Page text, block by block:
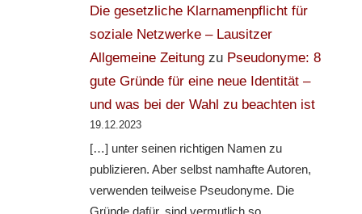
Die gesetzliche Klarnamenpflicht für
soziale Netzwerke – Lausitzer
Allgemeine Zeitungzu Pseudonyme: 8
gute Gründe für eine neue Identität –
und was bei der Wahl zu beachten ist
19.12.2023
[…] unter seinen richtigen Namen zu
publizieren. Aber selbst namhafte Autoren,
verwenden teilweise Pseudonyme. Die